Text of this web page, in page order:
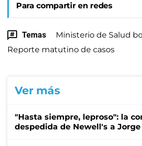
Para compartir en redes
Temas
Ministerio de Salud
Reporte matutino de casos
Ver más
"Hasta siempre, leproso": la
despedida de Newell's a Jorge